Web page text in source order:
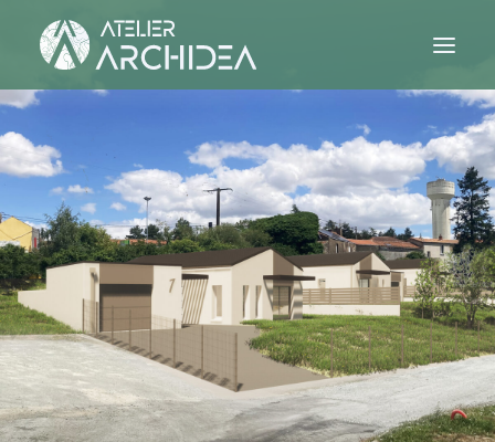
PROJETS
ATELIER
CONTACT